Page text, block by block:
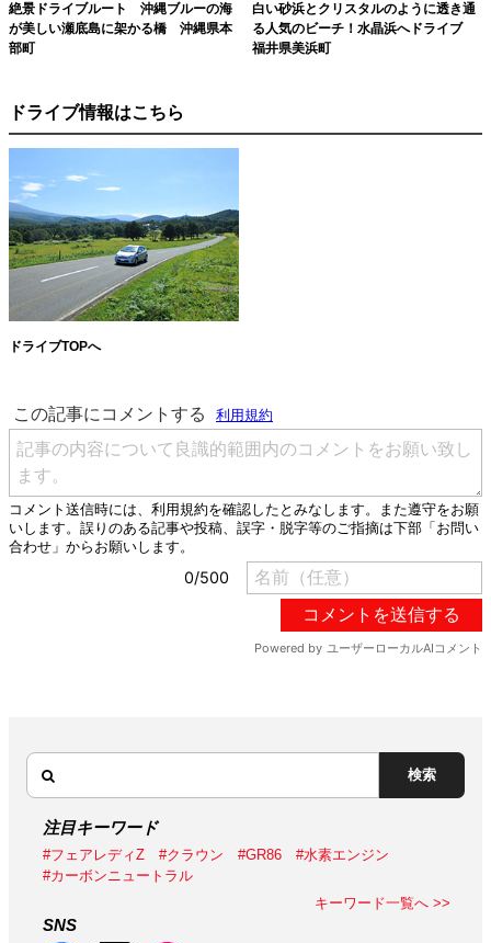
絶景ドライブルート 沖縄ブルーの海
が美しい瀬底島に架かる橋 沖縄県本
部町
白い砂浜とクリスタルのように透き通
る人気のビーチ！水晶浜へドライブ
福井県美浜町
ドライブ情報はこちら
ドライブTOPへ
検索
注目キーワード
#フェアレディZ #クラウン #GR86
#水素エンジン
#カーボンニュートラル
キーワード一覧へ >>
SNS